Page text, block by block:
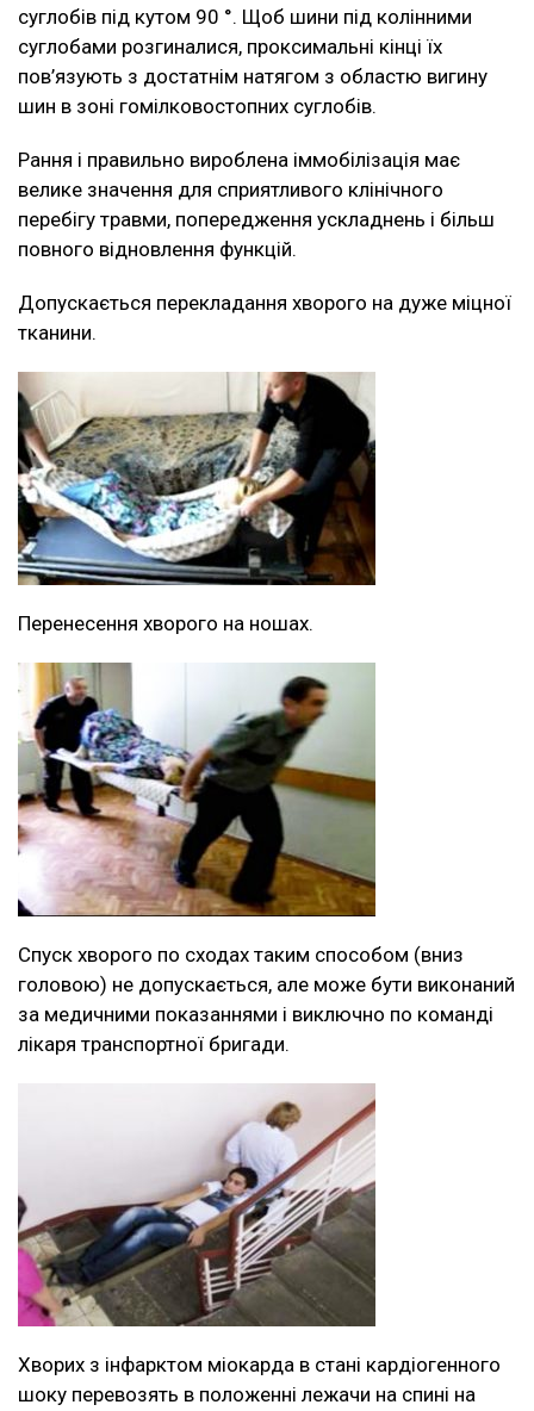
суглобів під кутом 90 °. Щоб шини під колінними
суглобами розгиналися, проксимальні кінці їх
пов’язують з достатнім натягом з областю вигину
шин в зоні гомілковостопних суглобів.
Рання і правильно вироблена іммобілізація має
велике значення для сприятливого клінічного
перебігу травми, попередження ускладнень і більш
повного відновлення функцій.
Допускається перекладання хворого на дуже міцної
тканини.
Перенесення хворого на ношах.
Спуск хворого по сходах таким способом (вниз
головою) не допускається, але може бути виконаний
за медичними показаннями і виключно по команді
лікаря транспортної бригади.
Хворих з інфарктом міокарда в стані кардіогенного
шоку перевозять в положенні лежачи на спині на